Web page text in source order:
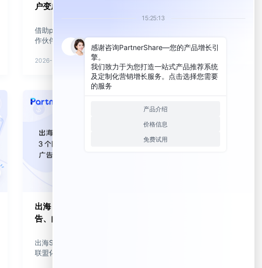
户变成推广者？
借助partnershare轻松将用户推荐、联盟、合
作伙伴统一到同一体系！
2026-01-22
出海 SaaS 增长的 3 个阶段深度解析：广
告、内容、联盟营销
出海SaaS增长路径经历广告驱动、内容营销和
联盟化三个阶段，逐步演化。